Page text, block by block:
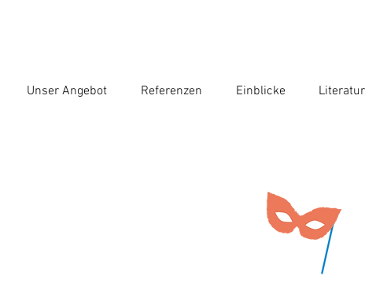
Unser Angebot Referenzen Einblicke Literatur